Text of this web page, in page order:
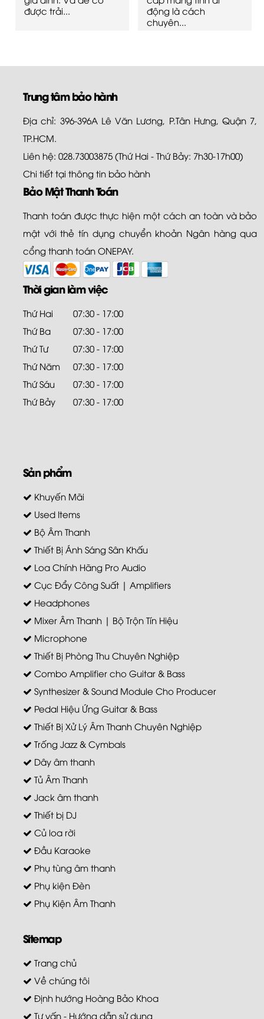
được trải...
động là cách
chuyên...
Trung tâm bảo hành
Địa chỉ: 396-396A Lê Văn Lương, P.Tân Hưng, Quận 7,
TP.HCM.
Liên hệ: 028.73003875 (Thứ Hai - Thứ Bảy: 7h30-17h00)
Chi tiết tại thông tin bảo hành
Bảo Mật Thanh Toán
Thanh toán được thực hiện một cách an toàn và bảo
mật với thẻ tín dụng chuyển khoản Ngân hàng qua
cổng thanh toán ONEPAY.
Thời gian làm việc
Thứ Hai
07:30 - 17:00
Thứ Ba
07:30 - 17:00
Thứ Tư
07:30 - 17:00
Thứ Năm
07:30 - 17:00
Thứ Sáu
07:30 - 17:00
Thứ Bảy
07:30 - 17:00
Sản phẩm
Khuyến Mãi
Used Items
Bộ Âm Thanh
Thiết Bị Ánh Sáng Sân Khấu
Loa Chính Hãng Pro Audio
Cục Đẩy Công Suất | Amplifiers
Headphones
Mixer Âm Thanh | Bộ Trộn Tín Hiệu
Microphone
Thiết Bị Phòng Thu Chuyên Nghiệp
Combo Amplifier cho Guitar & Bass
Synthesizer & Sound Module Cho Producer
Pedal Hiệu Ứng Guitar & Bass
Thiết Bị Xử Lý Âm Thanh Chuyên Nghiệp
Trống Jazz & Cymbals
Dây âm thanh
Tủ Âm Thanh
Jack âm thanh
Thiết bị DJ
Củ loa rời
Đầu Karaoke
Phụ tùng âm thanh
Phụ kiện Đèn
Phụ Kiện Âm Thanh
Sitemap
Trang chủ
Về chúng tôi
Định hướng Hoàng Bảo Khoa
Tư vấn - Hướng dẫn sử dụng